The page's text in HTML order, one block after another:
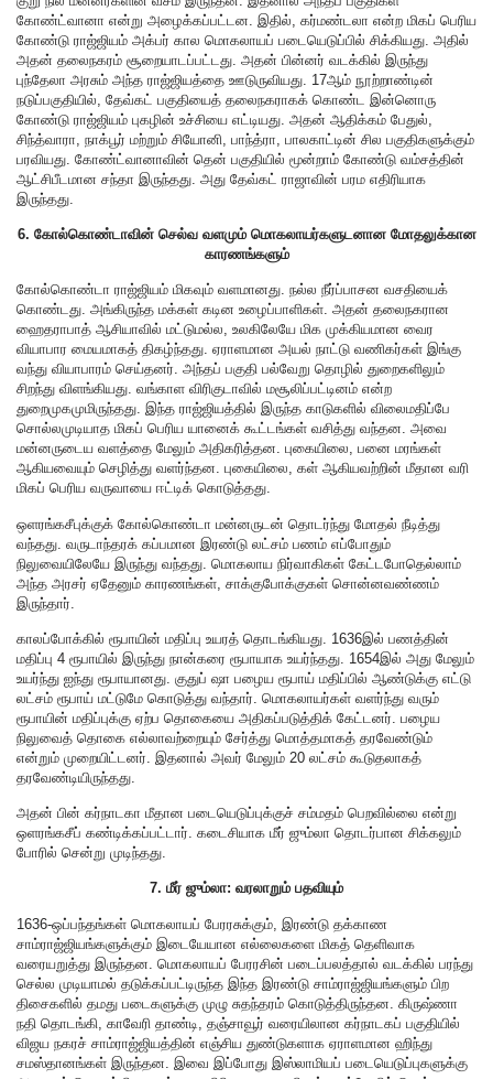
கோண்ட்வானா என்று அழைக்கப்பட்டன. இதில், கர்மண்டலா என்ற மிகப் பெரிய
கோண்டு ராஜ்ஜியம் அக்பர் கால மொகலாயப் படையெடுப்பில் சிக்கியது. அதில்
அதன் தலைநகரம் சூறையாடப்பட்டது. அதன் பின்னர் வடக்கில் இருந்து
புந்தேலா அரசும் அந்த ராஜ்ஜியத்தை ஊடுருவியது. 17ஆம் நூற்றாண்டின்
நடுப்பகுதியில், தேவ்கட் பகுதியைத் தலைநகராகக் கொண்ட இன்னொரு
கோண்டு ராஜ்ஜியம் புகழின் உச்சியை எட்டியது. அதன் ஆதிக்கம் பேதுல்,
சிந்த்வாரா, நாக்பூர் மற்றும் சியோனி, பாந்த்ரா, பாலகாட்டின் சில பகுதிகளுக்கும்
பரவியது. கோண்ட்வானாவின் தென் பகுதியில் மூன்றாம் கோண்டு வம்சத்தின்
ஆட்சிபீடமான சந்தா இருந்தது. அது தேவ்கட் ராஜாவின் பரம எதிரியாக
இருந்தது.
6. கோல்கொண்டாவின் செல்வ வளமும் மொகலாயர்களுடனான மோதலுக்கான
காரணங்களும்
கோல்கொண்டா ராஜ்ஜியம் மிகவும் வளமானது. நல்ல நீர்ப்பாசன வசதியைக்
கொண்டது. அங்கிருந்த மக்கள் கடின உழைப்பாளிகள். அதன் தலைநகரான
ஹைதராபாத் ஆசியாவில் மட்டுமல்ல, உலகிலேயே மிக முக்கியமான வைர
வியாபார மையமாகத் திகழ்ந்தது. ஏராளமான அயல் நாட்டு வணிகர்கள் இங்கு
வந்து வியாபாரம் செய்தனர். அந்தப் பகுதி பல்வேறு தொழில் துறைகளிலும்
சிறந்து விளங்கியது. வங்காள விரிகுடாவில் மசூலிப்பட்டினம் என்ற
துறைமுகமுமிருந்தது. இந்த ராஜ்ஜியத்தில் இருந்த காடுகளில் விலைமதிப்பே
சொல்லமுடியாத மிகப் பெரிய யானைக் கூட்டங்கள் வசித்து வந்தன. அவை
மன்னருடைய வளத்தை மேலும் அதிகரித்தன. புகையிலை, பனை மரங்கள்
ஆகியவையும் செழித்து வளர்ந்தன. புகையிலை, கள் ஆகியவற்றின் மீதான வரி
மிகப் பெரிய வருவாயை ஈட்டிக் கொடுத்தது.
ஒளரங்கசீபுக்குக் கோல்கொண்டா மன்னருடன் தொடர்ந்து மோதல் நீடித்து
வந்தது. வருடாந்தரக் கப்பமான இரண்டு லட்சம் பணம் எப்போதும்
நிலுவையிலேயே இருந்து வந்தது. மொகலாய நிர்வாகிகள் கேட்டபோதெல்லாம்
அந்த அரசர் ஏதேனும் காரணங்கள், சாக்குபோக்குகள் சொன்னவண்ணம்
இருந்தார்.
காலப்போக்கில் ரூபாயின் மதிப்பு உயரத் தொடங்கியது. 1636இல் பணத்தின்
மதிப்பு 4 ரூபாயில் இருந்து நான்கரை ரூபாயாக உயர்ந்தது. 1654இல் அது மேலும்
உயர்ந்து ஐந்து ரூபாயானது. குதுப் ஷா பழைய ரூபாய் மதிப்பில் ஆண்டுக்கு எட்டு
லட்சம் ரூபாய் மட்டுமே கொடுத்து வந்தார். மொகலாயர்கள் வளர்ந்து வரும்
ரூபாயின் மதிப்புக்கு ஏற்ப தொகையை அதிகப்படுத்திக் கேட்டனர். பழைய
நிலுவைத் தொகை எல்லாவற்றையும் சேர்த்து மொத்தமாகத் தரவேண்டும்
என்றும் முறையிட்டனர். இதனால் அவர் மேலும் 20 லட்சம் கூடுதலாகத்
தரவேண்டியிருந்தது.
அதன் பின் கர்நாடகா மீதான படையெடுப்புக்குச் சம்மதம் பெறவில்லை என்று
ஒளரங்கசீப் கண்டிக்கப்பட்டார். கடைசியாக மீர் ஜும்லா தொடர்பான சிக்கலும்
போரில் சென்று முடிந்தது.
7. மீர் ஜும்லா: வரலாறும் பதவியும்
1636-ஒப்பந்தங்கள் மொகலாயப் பேரரசுக்கும், இரண்டு தக்காண
சாம்ராஜ்ஜியங்களுக்கும் இடையேயான எல்லைகளை மிகத் தெளிவாக
வரையறுத்து இருந்தன. மொகலாயப் பேரரசின் படைப்பலத்தால் வடக்கில் பரந்து
செல்ல முடியாமல் தடுக்கப்பட்டிருந்த இந்த இரண்டு சாம்ராஜ்ஜியங்களும் பிற
திசைகளில் தமது படைகளுக்கு முழு சுதந்தரம் கொடுத்திருந்தன. கிருஷ்ணா
நதி தொடங்கி, காவேரி தாண்டி, தஞ்சாவூர் வரையிலான கர்நாடகப் பகுதியில்
விஜய நகரச் சாம்ராஜ்ஜியத்தின் எஞ்சிய துண்டுகளாக ஏராளமான ஹிந்து
சமஸ்தானங்கள் இருந்தன. இவை இப்போது இஸ்லாமியப் படையெடுப்புகளுக்கு